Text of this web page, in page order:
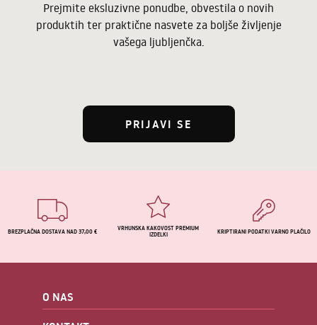
Prejmite eksluzivne ponudbe, obvestila o novih
produktih ter praktične nasvete za boljše življenje
vašega ljubljenčka.
PRIJAVI SE
BREZPLAČNA DOSTAVA NAD 37,00 € VRHUNSKA KAKOVOST PREMIUM
IZDELKI KRIPTIRANI PODATKI VARNO PLAČILO
O NAS